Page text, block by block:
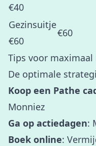
€40
Gezinsuitje
€60
€60
Tips voor
De optimale
Koop een Pathe
Monniez
Ga op actiedagen:
Boek online: